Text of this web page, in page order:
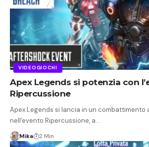
VIDEOGIOCHI
Apex Legends si potenzia con
Ripercussione
Apex Legends si lancia in un combattimento
nell'evento Ripercussione, a…
Mika 2 Min